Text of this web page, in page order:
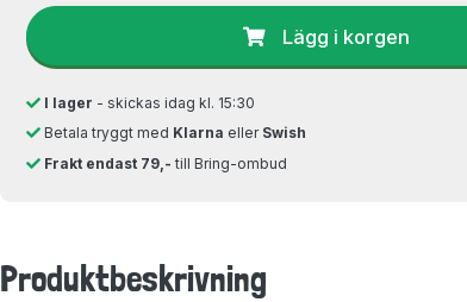
Lägg i korgen
I lager - skickas idag kl. 15:30
Betala tryggt med Klarna eller Swish
Frakt endast 79,- till Bring-ombud
Produktbeskrivning